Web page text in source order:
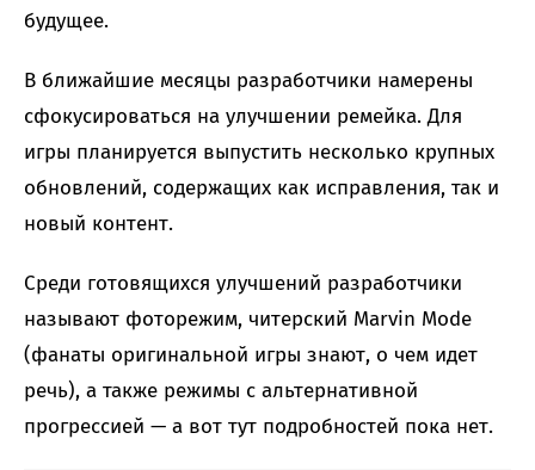
будущее.
В ближайшие месяцы разработчики намерены
сфокусироваться на улучшении ремейка. Для
игры планируется выпустить несколько крупных
обновлений, содержащих как исправления, так и
новый контент.
Среди готовящихся улучшений разработчики
называют фоторежим, читерский Marvin Mode
(фанаты оригинальной игры знают, о чем идет
речь), а также режимы с альтернативной
прогрессией — а вот тут подробностей пока нет.